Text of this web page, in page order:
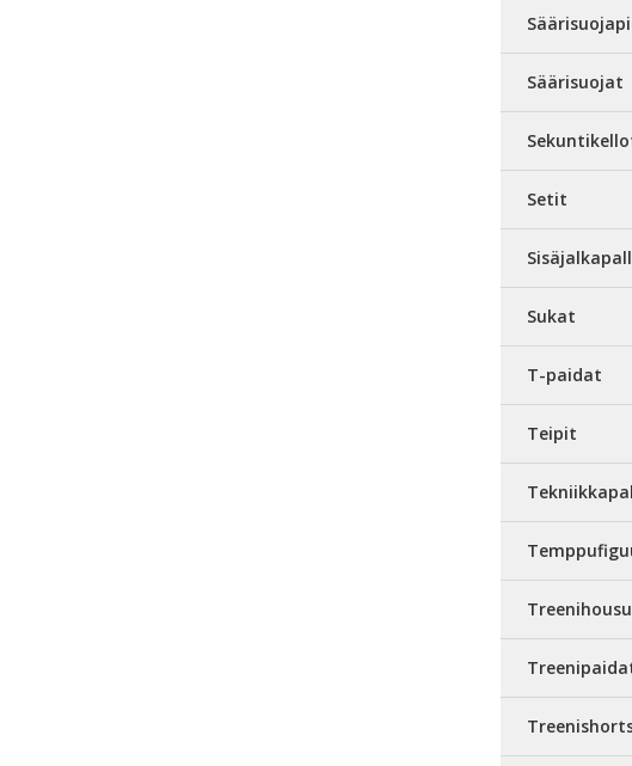
Säärisuojat
Setit
Sukat
T-paidat
Teipit